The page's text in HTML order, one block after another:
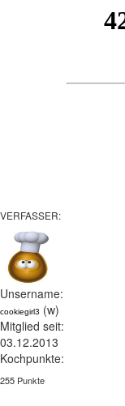
VERFASSER:
Unsername:
cookiegirl3 (w)
Mitglied seit:
03.12.2013
Kochpunkte:
255 Punkte